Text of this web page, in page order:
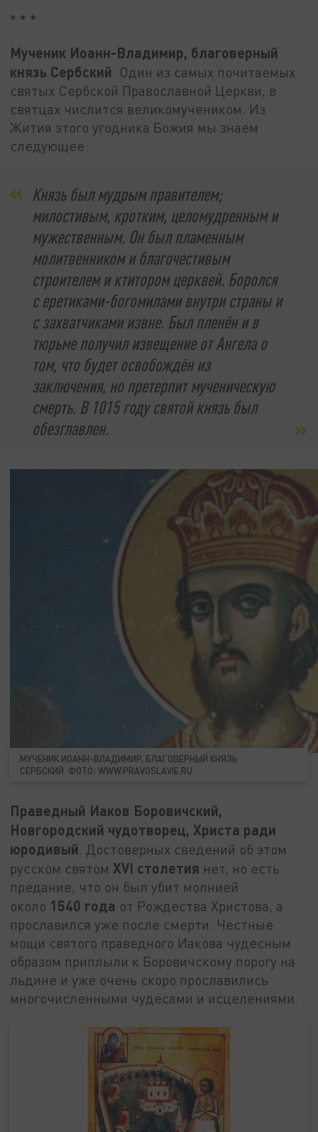
* * *
Мученик Иоанн-Владимир, благоверный
князь Сербский . Один из самых почитаемых
святых Сербской Православной Церкви, в
святцах числится великомучеником. Из
Жития этого угодника Божия мы знаем
следующее:
Князь был мудрым правителем;
милостивым, кротким, целомудренным и
мужественным. Он был пламенным
молитвенником и благочестивым
строителем и ктитором церквей. Боролся
с еретиками-богомилами внутри страны и
с захватчиками извне. Был пленён и в
тюрьме получил извещение от Ангела о
том, что будет освобождён из
заключения, но претерпит мученическую
смерть. В 1015 году святой князь был
обезглавлен.
МУЧЕНИК ИОАНН-ВЛАДИМИР, БЛАГОВЕРНЫЙ КНЯЗЬ
СЕРБСКИЙ. ФОТО: WWW.PRAVOSLAVIE.RU
Праведный Иаков Боровичский,
Новгородский чудотворец, Христа ради
юродивый . Достоверных сведений об этом
русском святом XVI столетия нет, но есть
предание, что он был убит молнией
около 1540 года от Рождества Христова, а
прославился уже после смерти. Честные
мощи святого праведного Иакова чудесным
образом приплыли к Боровичскому порогу на
льдине и уже очень скоро прославились
многочисленными чудесами и исцелениями.